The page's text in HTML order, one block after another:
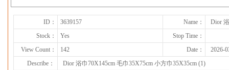
ID： 3639157 Name：
Dior
Stock：
Yes
Stop Time：
View Count：
142 Date：
2026-
Describe：
Dior 浴巾70X145cm 毛巾35X75cm 小方巾35X35cm (1)